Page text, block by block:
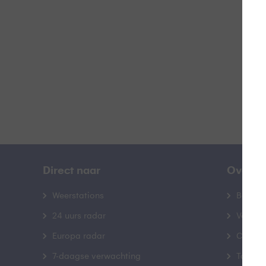
Direct naar
Weerstations
24 uurs radar
Europa radar
7-daagse verwachting
Over
Contact